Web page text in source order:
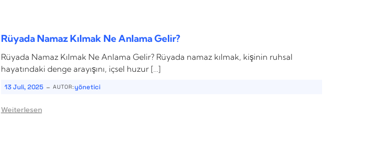
Rüyada Namaz Kılmak Ne Anlama Gelir?
Rüyada Namaz Kılmak Ne Anlama Gelir? Rüyada namaz kılmak, kişinin ruhsal
hayatındaki denge arayışını, içsel huzur […]
13 Juli, 2025 - AUTOR: yönetici
Weiterlesen